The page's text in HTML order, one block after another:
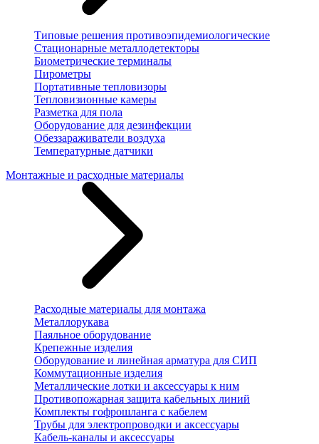
Типовые решения противоэпидемиологические
Стационарные металлодетекторы
Биометрические терминалы
Пирометры
Портативные тепловизоры
Тепловизионные камеры
Разметка для пола
Оборудование для дезинфекции
Обеззараживатели воздуха
Температурные датчики
Монтажные и расходные материалы
Расходные материалы для монтажа
Металлорукава
Паяльное оборудование
Крепежные изделия
Оборудование и линейная арматура для СИП
Коммутационные изделия
Металлические лотки и аксессуары к ним
Противопожарная защита кабельных линий
Комплекты гофрошланга с кабелем
Трубы для электропроводки и аксессуары
Кабель-каналы и аксессуары